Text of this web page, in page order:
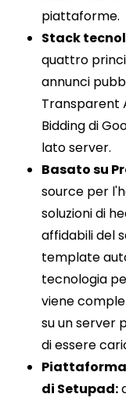
piattaforme.
Stack
quattro
annunci
Transparent
Bidding di
lato server.
Basato su
source per
soluzioni di
affidabili del
template
tecnologia
viene
su un server
di essere
Piattaforma
di Setupad: